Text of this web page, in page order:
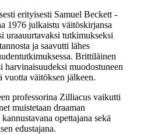
erityisesti Samuel Beckett -
1976 julkaistu väitöskirjansa
uraauurtavaksi tutkimukseksi
ja saavutti lähes
Brittiläinen
muodostuneen
väitöksen jälkeen.
professorina Zilliacus vaikutti
muistetaan draaman
opettajana sekä
edustajana.